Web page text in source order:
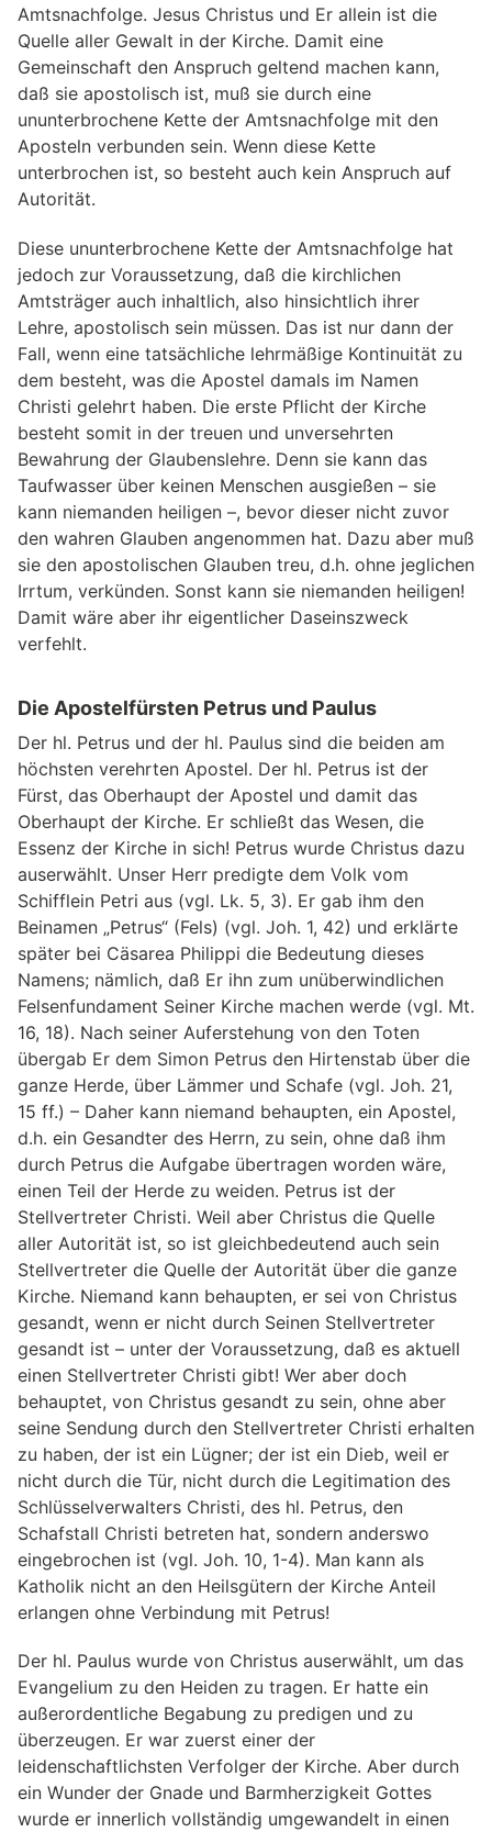
Amtsnachfolge. Jesus Christus und Er allein ist die
Quelle aller Gewalt in der Kirche. Damit eine
Gemeinschaft den Anspruch geltend machen kann,
daß sie apostolisch ist, muß sie durch eine
ununterbrochene Kette der Amtsnachfolge mit den
Aposteln verbunden sein. Wenn diese Kette
unterbrochen ist, so besteht auch kein Anspruch auf
Autorität.
Diese ununterbrochene Kette der Amtsnachfolge hat
jedoch zur Voraussetzung, daß die kirchlichen
Amtsträger auch inhaltlich, also hinsichtlich ihrer
Lehre, apostolisch sein müssen. Das ist nur dann der
Fall, wenn eine tatsächliche lehrmäßige Kontinuität zu
dem besteht, was die Apostel damals im Namen
Christi gelehrt haben. Die erste Pflicht der Kirche
besteht somit in der treuen und unversehrten
Bewahrung der Glaubenslehre. Denn sie kann das
Taufwasser über keinen Menschen ausgießen – sie
kann niemanden heiligen –, bevor dieser nicht zuvor
den wahren Glauben angenommen hat. Dazu aber muß
sie den apostolischen Glauben treu, d.h. ohne jeglichen
Irrtum, verkünden. Sonst kann sie niemanden heiligen!
Damit wäre aber ihr eigentlicher Daseinszweck
verfehlt.
Die Apostelfürsten Petrus und Paulus
Der hl. Petrus und der hl. Paulus sind die beiden am
höchsten verehrten Apostel. Der hl. Petrus ist der
Fürst, das Oberhaupt der Apostel und damit das
Oberhaupt der Kirche. Er schließt das Wesen, die
Essenz der Kirche in sich! Petrus wurde Christus dazu
auserwählt. Unser Herr predigte dem Volk vom
Schifflein Petri aus (vgl. Lk. 5, 3). Er gab ihm den
Beinamen „Petrus“ (Fels) (vgl. Joh. 1, 42) und erklärte
später bei Cäsarea Philippi die Bedeutung dieses
Namens; nämlich, daß Er ihn zum unüberwindlichen
Felsenfundament Seiner Kirche machen werde (vgl. Mt.
16, 18). Nach seiner Auferstehung von den Toten
übergab Er dem Simon Petrus den Hirtenstab über die
ganze Herde, über Lämmer und Schafe (vgl. Joh. 21,
15 ff.) – Daher kann niemand behaupten, ein Apostel,
d.h. ein Gesandter des Herrn, zu sein, ohne daß ihm
durch Petrus die Aufgabe übertragen worden wäre,
einen Teil der Herde zu weiden. Petrus ist der
Stellvertreter Christi. Weil aber Christus die Quelle
aller Autorität ist, so ist gleichbedeutend auch sein
Stellvertreter die Quelle der Autorität über die ganze
Kirche. Niemand kann behaupten, er sei von Christus
gesandt, wenn er nicht durch Seinen Stellvertreter
gesandt ist – unter der Voraussetzung, daß es aktuell
einen Stellvertreter Christi gibt! Wer aber doch
behauptet, von Christus gesandt zu sein, ohne aber
seine Sendung durch den Stellvertreter Christi erhalten
zu haben, der ist ein Lügner; der ist ein Dieb, weil er
nicht durch die Tür, nicht durch die Legitimation des
Schlüsselverwalters Christi, des hl. Petrus, den
Schafstall Christi betreten hat, sondern anderswo
eingebrochen ist (vgl. Joh. 10, 1-4). Man kann als
Katholik nicht an den Heilsgütern der Kirche Anteil
erlangen ohne Verbindung mit Petrus!
Der hl. Paulus wurde von Christus auserwählt, um das
Evangelium zu den Heiden zu tragen. Er hatte ein
außerordentliche Begabung zu predigen und zu
überzeugen. Er war zuerst einer der
leidenschaftlichsten Verfolger der Kirche. Aber durch
ein Wunder der Gnade und Barmherzigkeit Gottes
wurde er innerlich vollständig umgewandelt in einen